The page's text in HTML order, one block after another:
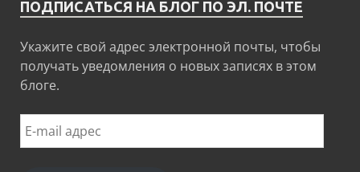
ПОДПИСАТЬСЯ НА БЛОГ ПО ЭЛ. ПОЧТЕ
Укажите свой адрес электронной почты, чтобы
получать уведомления о новых записях в этом
блоге.